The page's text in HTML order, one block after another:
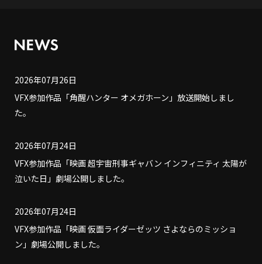
2026年07月26日
VFX参加作品「角醒ハンター オメガホーン」放送開始しまし
た。
2026年07月24日
VFX参加作品「映画 超宇宙刑事ギャバン インフィニティ 太陽が
泣いた日」劇場公開しました。
2026年07月24日
VFX参加作品「映画 仮面ライダーゼッツ さよならのミッショ
ン」劇場公開しました。